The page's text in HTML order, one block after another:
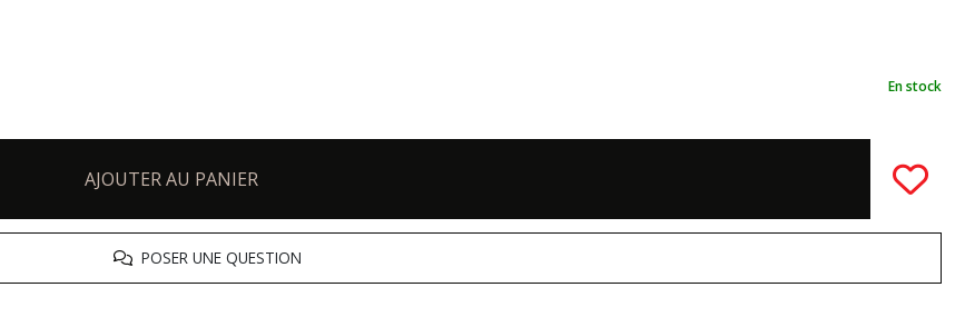
En stock
AJOUTER AU PANIER
POSER UNE QUESTION